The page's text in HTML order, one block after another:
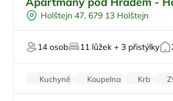
Ve městě/obci
Vířivka
U lesa
Holštejn 47, 679 13 Holštejn
14 osob 11 lůžek + 3 přistýlky
Kuchyně Koupelna Krb
Parkování zdarma